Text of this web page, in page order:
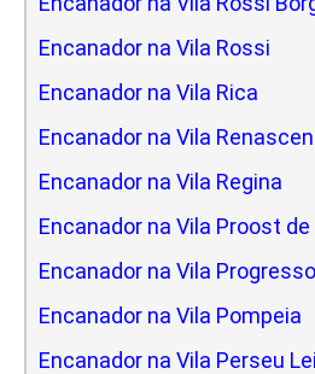
Encanador na Vila Rossi
Encanador na Vila Rica
Encanador na Vila
Encanador na Vila Regina
Encanador na Vila Proost de
Encanador na Vila Progresso
Encanador na Vila Pompeia
Encanador na Vila Perseu